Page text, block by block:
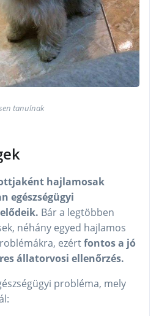
tanulnak
hajlamosak
egészségügyi
Bár a legtöbben
néhány egyed hajlamos
ezértfontos a jó
állatorvosi ellenőrzés.
probléma, mely